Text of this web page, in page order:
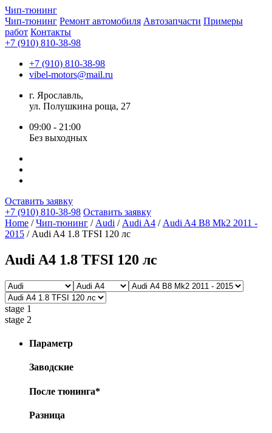
Чип-тюнинг
Чип-тюнинг Ремонт автомобиля Автозапчасти Примеры
работ Контакты
+7 (910) 810-38-98
+7 (910) 810-38-98
vibel-motors@mail.ru
г. Ярославль,
ул. Полушкина роща, 27
09:00 - 21:00
Без выходных
Оставить заявку
+7 (910) 810-38-98 Оставить заявку
Home /Чип-тюнинг / Audi / Audi A4 / Audi A4 B8 Mk2 2011 -
2015 / Audi A4 1.8 TFSI 120 лс
Audi A4 1.8 TFSI 120 лс
stage 1
stage 2
Параметр
Заводские
После тюнинга*
Разница